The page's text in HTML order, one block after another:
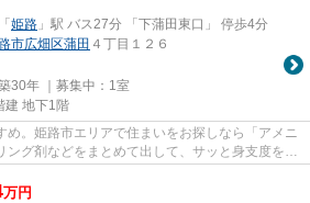
「姫路 」駅 バス27分 「下蒲田東口」 停歩4分
市広畑区蒲田 ４丁目１２６
30年 ｜募集中： 1室
建 地下1階
め。姫路市エリアで住まいをお探しなら「アメニ
グ剤などをまとめて出して、サッと身支度を整
万円